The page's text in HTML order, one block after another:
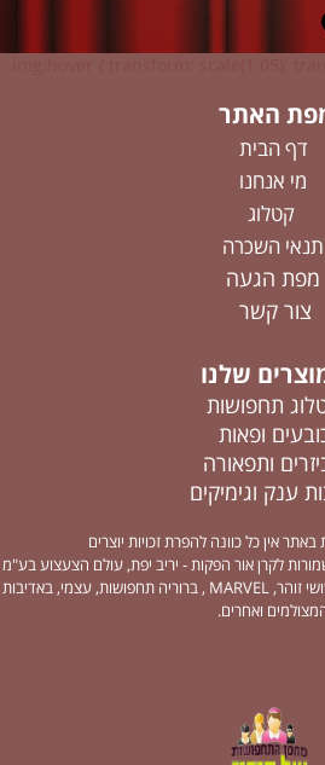
האתר
דף הבית
מי אנחנו
קטלוג
תנאי השכרה
מפת הגעה
צור קשר
שלנו
תחפושות
ופאות
ותפאורה
ענק וגימיקים
אין כל כוונה להפרת זכויות יוצרים
לקרן אור הפקות - יריב יפת, עולם הצעצוע בע"מ
-ענת עיצובים - תחפושות וחיוכים , שושי זוהר, MARVEL , ברוריה תחפושות, עצמי, באדיבות
ואחרים.